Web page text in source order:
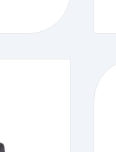
에너
다.